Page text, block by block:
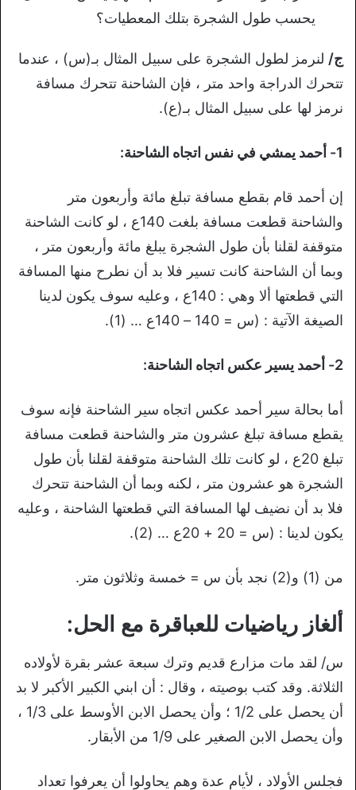
يحسب طول الشجرة بتلك المعطيات؟
ج/ لنرمز لطول الشجرة على سبيل المثال بـ(س) ، عندما
تتحرك الدراجة واحد متر ، فإن الشاحنة تتحرك مسافة
نرمز لها على سبيل المثال بـ(ع).
1- أحمد يمشي في نفس اتجاه الشاحنة:
إن أحمد قام بقطع مسافة تبلغ مائة وأربعون متر
والشاحنة قطعت مسافة بلغت 140ع ، لو كانت الشاحنة
متوقفة لقلنا بأن طول الشجرة يبلغ مائة وأربعون متر ،
وبما أن الشاحنة كانت تسير فلا بد أن نطرح منها المسافة
التي قطعتها ألا وهي : 140ع ، وعليه سوف يكون لدينا
الصيغة الآتية : (س = 140 – 140ع … (1).
2- أحمد يسير عكس اتجاه الشاحنة:
أما بحالة سير أحمد عكس اتجاه سير الشاحنة فإنه سوف
يقطع مسافة تبلغ عشرون متر والشاحنة قطعت مسافة
تبلغ 20ع ، لو كانت تلك الشاحنة متوقفة لقلنا بأن طول
الشجرة هو عشرون متر ، لكنه وبما أن الشاحنة تتحرك
فلا بد أن نضيف لها المسافة التي قطعتها الشاحنة ، وعليه
يكون لدينا : (س = 20 + 20ع … (2).
من (1) و(2) نجد بأن س = خمسة وثلاثون متر.
ألغاز رياضيات للعباقرة مع الحل:
س/ لقد مات مزارع قديم وترك سبعة عشر بقرة لأولاده
الثلاثة. وقد كتب بوصيته ، وقال : أن ابني الكبير الأكبر لا بد
أن يحصل على 1/2 ؛ وأن يحصل الابن الأوسط على 1/3 ،
وأن يحصل الابن الصغير على 1/9 من الأبقار
.
فجلس الأولاد ، لأيام عدة وهم يحاولوا أن يعرفوا تعداد